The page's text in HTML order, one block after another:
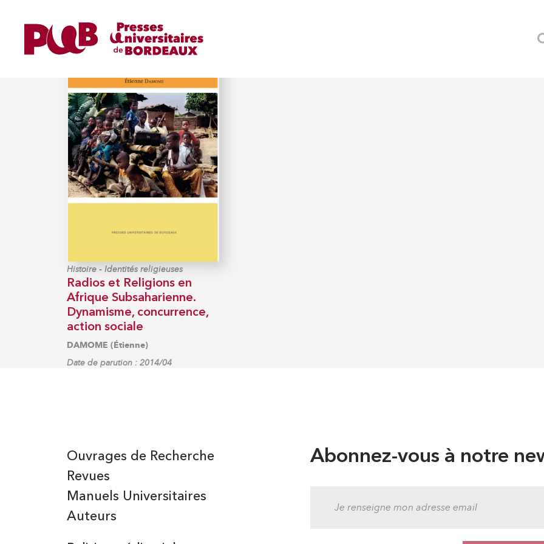
Histoire- Identités religieuses
Radios et Religions en
Afrique Subsaharienne.
Dynamisme, concurrence,
action sociale
DAMOME (Étienne)
Date de parution : 2014/04
Abonnez-vous à notre
Auteurs
Manuels Universitaires
Ouvrages de Recherche
Revues